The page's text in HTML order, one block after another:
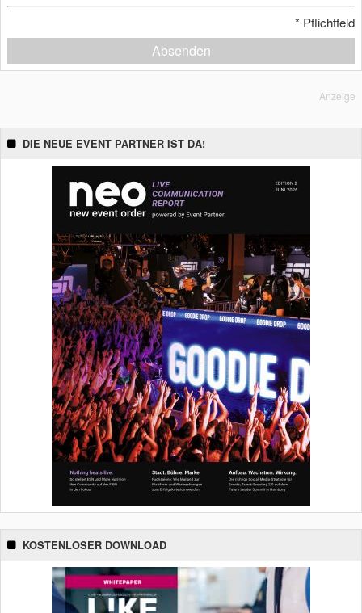
* Pflichtfeld
Absenden
Anzeige
DIE NEUE EVENT PARTNER IST DA!
KOSTENLOSER DOWNLOAD